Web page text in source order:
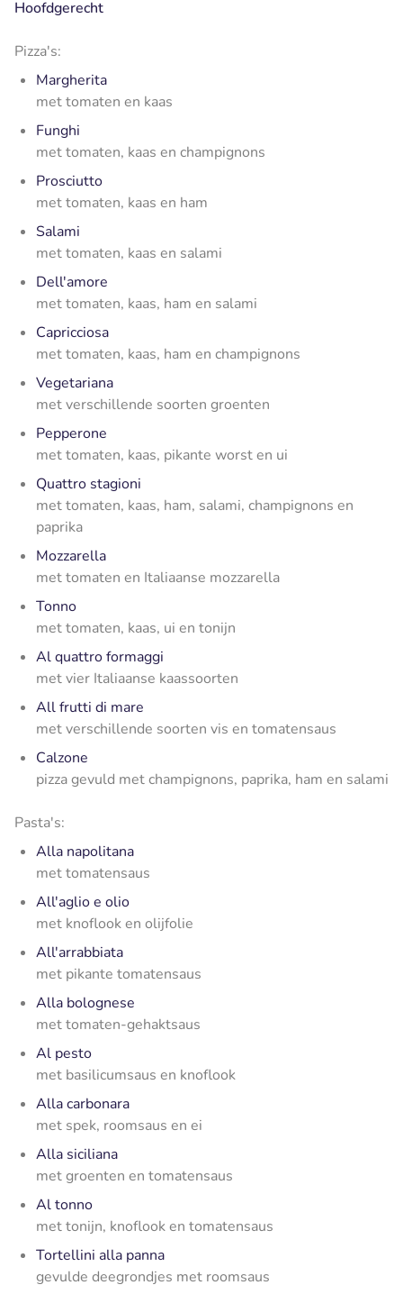
Hoofdgerecht
Pizza's:
Margherita
met tomaten en kaas
Funghi
met tomaten, kaas en champignons
Prosciutto
met tomaten, kaas en ham
Salami
met tomaten, kaas en salami
Dell'amore
met tomaten, kaas, ham en salami
Capricciosa
met tomaten, kaas, ham en champignons
Vegetariana
met verschillende soorten groenten
Pepperone
met tomaten, kaas, pikante worst en ui
Quattro stagioni
met tomaten, kaas, ham, salami, champignons en
paprika
Mozzarella
met tomaten en Italiaanse mozzarella
Tonno
met tomaten, kaas, ui en tonijn
Al quattro formaggi
met vier Italiaanse kaassoorten
All frutti di mare
met verschillende soorten vis en tomatensaus
Calzone
pizza gevuld met champignons, paprika, ham en salami
Pasta's:
Alla napolitana
met tomatensaus
All'aglio e olio
met knoflook en olijfolie
All'arrabbiata
met pikante tomatensaus
Alla bolognese
met tomaten-gehaktsaus
Al pesto
met basilicumsaus en knoflook
Alla carbonara
met spek, roomsaus en ei
Alla siciliana
met groenten en tomatensaus
Al tonno
met tonijn, knoflook en tomatensaus
Tortellini alla panna
gevulde deegrondjes met roomsaus